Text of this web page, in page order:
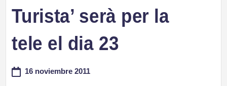
Turista’ serà per la
tele el dia 23
16 noviembre 2011